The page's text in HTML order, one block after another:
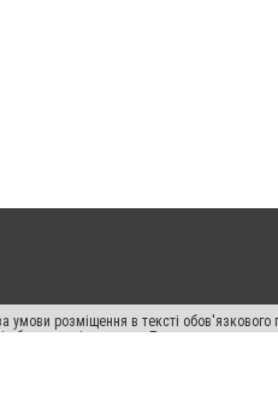
розміщення в тексті
або в якості джерела. Порушення